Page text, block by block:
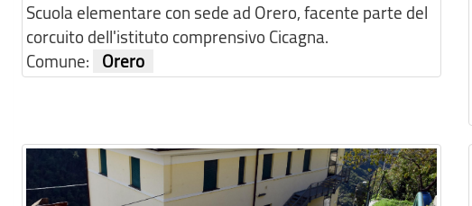
Scuola elementare con sede ad Orero, facente parte del
corcuito dell'istituto comprensivo Cicagna.
Comune:
Orero